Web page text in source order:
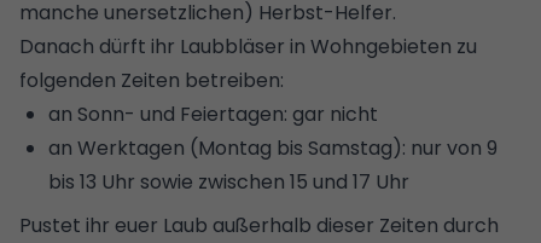
manche unersetzlichen) Herbst-Helfer.
Danach dürft ihr Laubbläser in Wohngebieten zu
folgenden Zeiten betreiben:
an Sonn- und Feiertagen: gar nicht
an Werktagen (Montag bis Samstag): nur von 9
bis 13 Uhr sowie zwischen 15 und 17 Uhr
Pustet ihr euer Laub außerhalb dieser Zeiten durch